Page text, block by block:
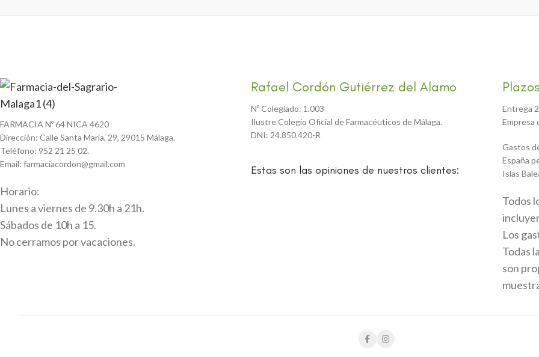
FARMACIA Nº 64 NICA 4620
Dirección: Calle Santa María, 29, 29015 Málaga.
Teléfono: 952 21 25 02.
Email: farmaciacordon@gmail.com
Horario:
Lunes a viernes de 9.30h a 21h.
Sábados de 10h a 15.
No cerramos por vacaciones.
Rafael Cordón Gutiérrez del Alamo
Nº Colegiado: 1.003
Ilustre Colegio Oficial de Farmacéuticos de Málaga.
DNI: 24.850.420-R
Estas son las opiniones de nuestros clientes:
Entrega
Empresa
Gastos
España
Islas
Todos
Los
Todas
son